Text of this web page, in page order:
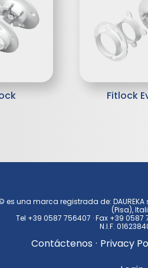
Fitlock
es una marca registrada de: DAUREKA
(Pisa),
Tel +39 0587 756407 · Fax +39 0587
N.I.F.
Contáctenos · Privacy